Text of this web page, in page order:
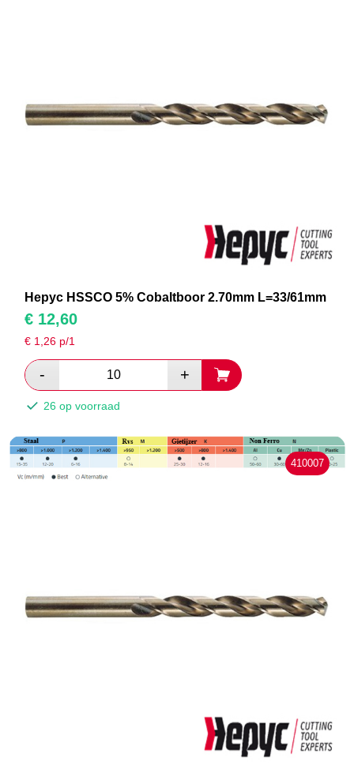
Hepyc HSSCO 5% Cobaltboor 2.70mm L=33/61mm
€ 12,60
€ 1,26 p/1
26 op voorraad
410007